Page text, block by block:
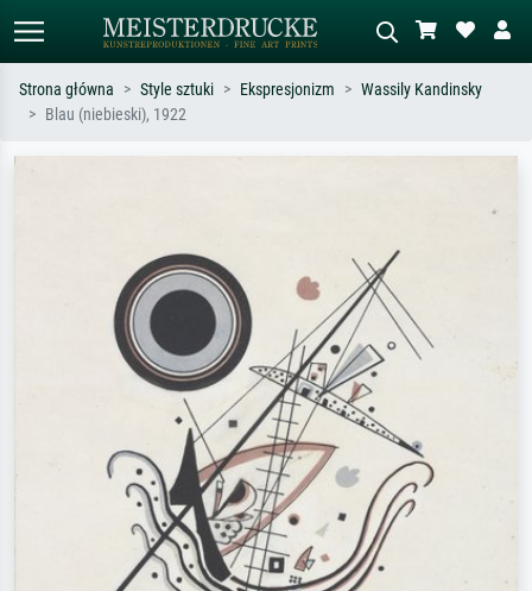
Strona główna Style sztuki Ekspresjonizm
Wassily Kandinsky
Blau (niebieski), 1922